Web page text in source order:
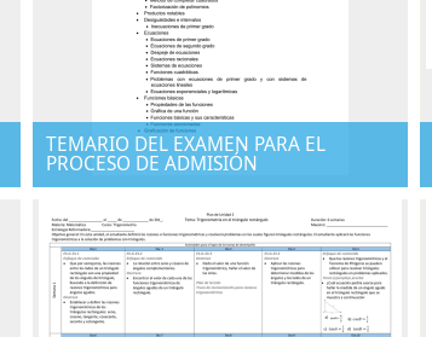
TEMARIO DEL EXAMEN PARA EL
PROCESO DE ADMISIÓN